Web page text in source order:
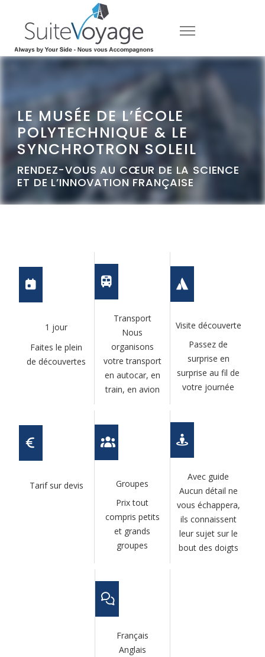
LE MUSÉE DE L’ÉCOLE
POLYTECHNIQUE & LE
SYNCHROTRON SOLEIL
RENDEZ-VOUS AU CŒUR DE LA SCIENCE
ET DE L’INNOVATION FRANÇAISE
1 jour
Faites le plein
de découvertes
Transport
Nous
organisons
votre transport
en autocar, en
train, en avion
Visite découverte
Passez de
surprise en
surprise au fil de
votre journée
Tarif sur devis
Groupes
Prix tout
compris petits
et grands
groupes
Avec guide
Aucun détail ne
vous échappera,
ils connaissent
leur sujet sur le
bout des doigts
Français
Anglais